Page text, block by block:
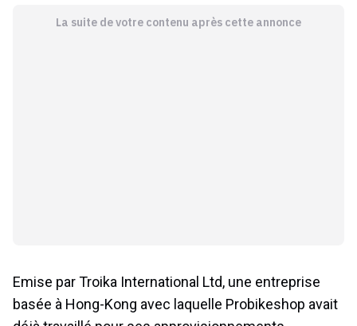
La suite de votre contenu après cette annonce
Emise par Troika International Ltd, une entreprise
basée à Hong-Kong avec laquelle Probikeshop avait